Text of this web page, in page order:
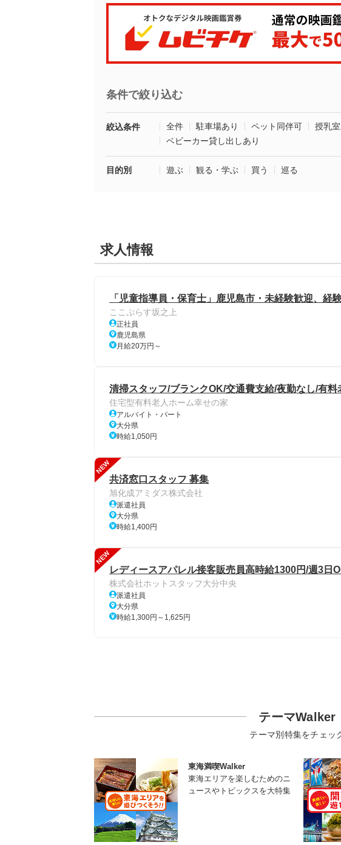
条件で絞り込む
絞込条件 全件 駐車場あり ペット同伴可 授乳
ベビーカー貸し出しあり
目的別 遊ぶ 観る・学ぶ 買う 巡る
求人情報
「児童指導員・保育士」鹿児島市・未経験歓迎、経
ここぷらす坂之上
正社員
鹿児島県
月給20万円～
清掃スタッフ/ブランクOK/交通費支給/夜勤なし/有料
住宅型有料老人ホーム幸せの家
アルバイト・パート
大分県
時給1,050円
NEW
共済窓口スタッフ 募集
旭化成アミダス株式会社
派遣社員
大分県
時給1,400円
NEW
レディースアパレル接客販売員高時給1300円/週3日
株式会社ホットスタッフ大分中央
派遣社員
大分県
時給1,300円～1,625円
テーマWalker
テーマ別特集をチェッ
東海満喫Walker
東海エリアを楽しむためのニ
ュースやトピックスを大特集